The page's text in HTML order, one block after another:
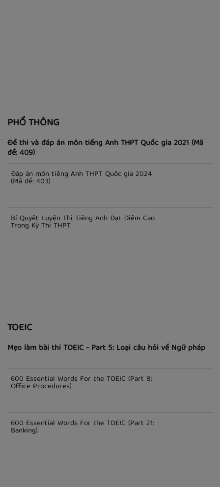
PHỔ THÔNG
Đề thi và đáp án môn tiếng Anh THPT Quốc gia 2021 (Mã
đề: 409)
Đáp án môn tiếng Anh THPT Quốc gia 2024
(Mã đề: 403)
Bí Quyết Luyện Thi Tiếng Anh Đạt Điểm Cao
Trong Kỳ Thi THPT
TOEIC
Mẹo làm bài thi TOEIC - Part 5: Loại câu hỏi về Ngữ pháp
600 Essential Words For the TOEIC (Part 8:
Office Procedures)
600 Essential Words For the TOEIC (Part 21:
Banking)